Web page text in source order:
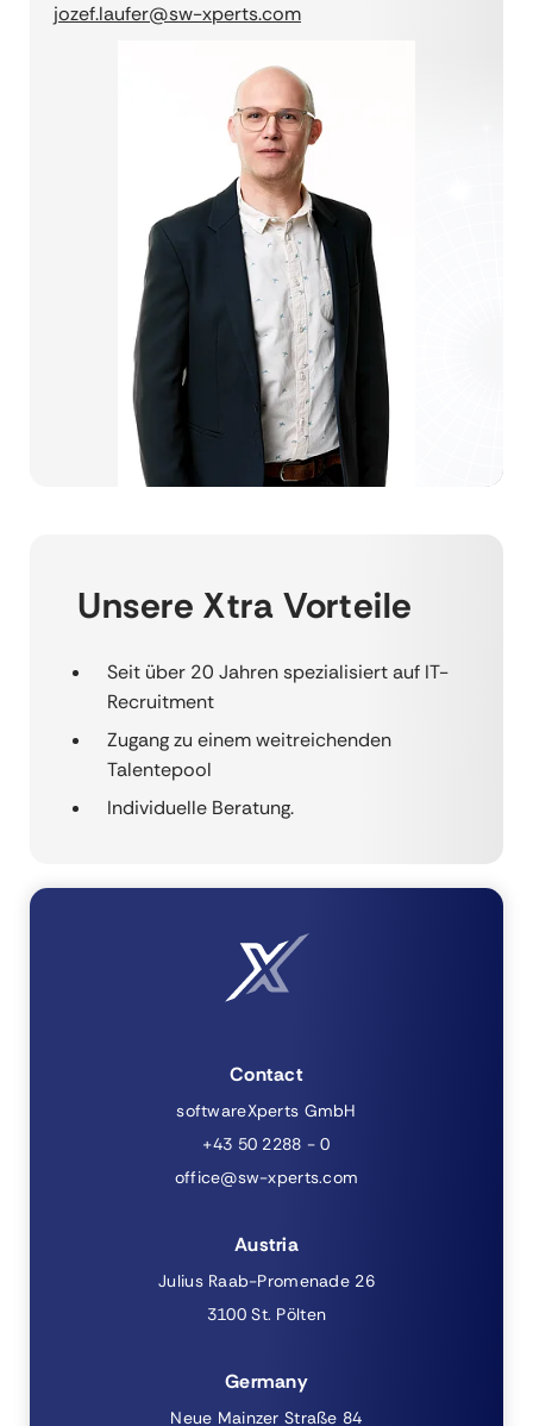
jozef.laufer@sw-xperts.com
Unsere Xtra Vorteile
Seit über 20 Jahren spezialisiert auf IT-
Recruitment
Zugang zu einem weitreichenden
Talentepool
Individuelle Beratung.
Contact
softwareXperts GmbH
+43 50 2288 - 0
office@sw-xperts.com
Austria
Julius Raab-Promenade 26
3100 St. Pölten
Germany
Neue Mainzer Straße 84